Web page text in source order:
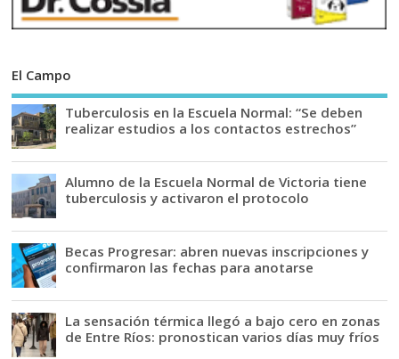
El Campo
Tuberculosis en la Escuela Normal: “Se deben
realizar estudios a los contactos estrechos”
Alumno de la Escuela Normal de Victoria tiene
tuberculosis y activaron el protocolo
Becas Progresar: abren nuevas inscripciones y
confirmaron las fechas para anotarse
La sensación térmica llegó a bajo cero en zonas
de Entre Ríos: pronostican varios días muy fríos